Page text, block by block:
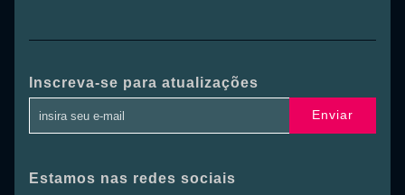
Inscreva-se para atualizações
Enviar
Estamos nas redes sociais